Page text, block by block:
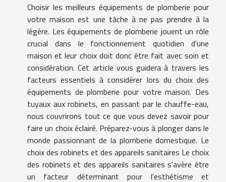
Choisir les meilleurs équipements de plomberie pour
votre maison est une tâche à ne pas prendre à la
légère. Les équipements de plomberie jouent un rôle
crucial dans le fonctionnement quotidien d'une
maison et leur choix doit donc être fait avec soin et
considération. Cet article vous guidera à travers les
facteurs essentiels à considérer lors du choix des
équipements de plomberie pour votre maison. Des
tuyaux aux robinets, en passant par le chauffe-eau,
nous couvrirons tout ce que vous devez savoir pour
faire un choix éclairé. Préparez-vous à plonger dans le
monde passionnant de la plomberie domestique. Le
choix des robinets et des appareils sanitaires Le choix
des robinets et des appareils sanitaires s'avère être
un facteur déterminant pour l'esthétisme et